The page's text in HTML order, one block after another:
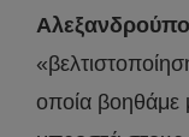
οποία βοηθάμε